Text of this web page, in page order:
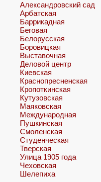
Александровский сад
Арбатская
Баррикадная
Беговая
Белорусская
Боровицкая
Выставочная
Деловой центр
Киевская
Краснопресненская
Кропоткинская
Кутузовская
Маяковская
Международная
Пушкинская
Смоленская
Студенческая
Тверская
Улица 1905 года
Чеховская
Шелепиха